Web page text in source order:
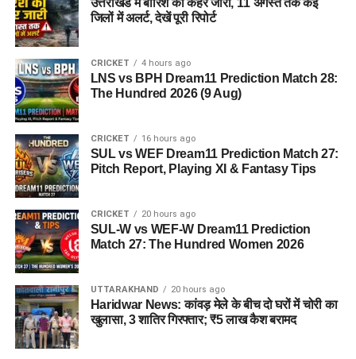
उत्तराखंड में बारिश का कहर जारी, 11 अगस्त तक कई
जिलों में अलर्ट, देखें पूरी रिपोर्ट
CRICKET 4 hours ago
LNS vs BPH Dream11 Prediction Match 28:
The Hundred 2026 (9 Aug)
CRICKET 16 hours ago
SUL vs WEF Dream11 Prediction Match 27:
Pitch Report, Playing XI & Fantasy Tips
CRICKET 20 hours ago
SUL-W vs WEF-W Dream11 Prediction
Match 27: The Hundred Women 2026
UTTARAKHAND 20 hours ago
Haridwar News: कांवड़ मेले के बीच दो घरों में चोरी का
खुलासा, 3 शातिर गिरफ्तार; ₹5 लाख कैश बरामद